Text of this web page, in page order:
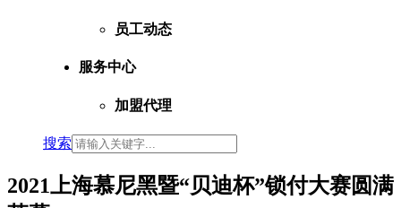
员工动态
服务中心
加盟代理
搜索
2021上海慕尼黑暨“贝迪杯”锁付大赛圆满